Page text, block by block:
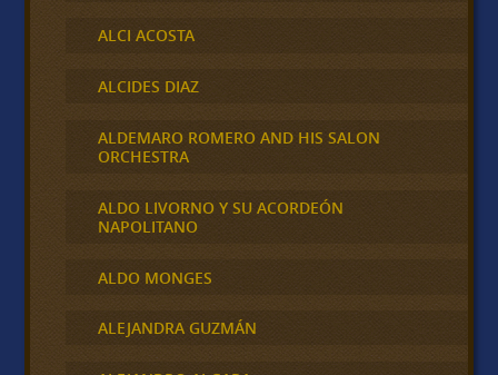
ALCI ACOSTA
ALCIDES DIAZ
ALDEMARO ROMERO AND HIS SALON
ORCHESTRA
ALDO LIVORNO Y SU ACORDEÓN
NAPOLITANO
ALDO MONGES
ALEJANDRA GUZMÁN